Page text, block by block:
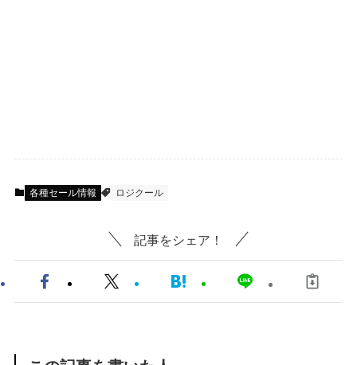
各種セール情報 ロジクール
記事をシェア！